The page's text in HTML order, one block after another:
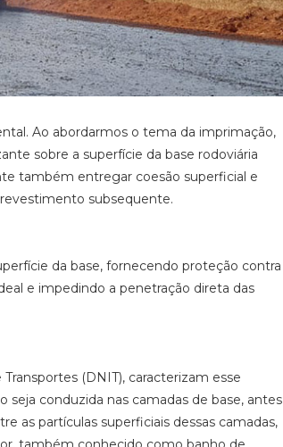
Ao abordarmos o tema da imprimação,
sobre a superfície da base rodoviária
também entregar coesão superficial e
subsequente.
da base, fornecendo proteção contra
e impedindo a penetração direta das
(DNIT), caracterizam esse
conduzida nas camadas de base, antes
as partículas superficiais dessas camadas,